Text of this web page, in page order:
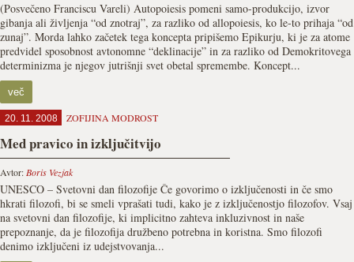
(Posvečeno Franciscu Vareli) Autopoiesis pomeni samo-produkcijo, izvor
gibanja ali življenja “od znotraj”, za razliko od allopoiesis, ko le-to prihaja “od
zunaj”. Morda lahko začetek tega koncepta pripišemo Epikurju, ki je za atome
predvidel sposobnost avtonomne “deklinacije” in za razliko od Demokritovega
determinizma je njegov jutrišnji svet obetal spremembe. Koncept...
več
20. 11. 2008 ZOFIJINA MODROST
Med pravico in izključitvijo
Avtor: Boris Vezjak
UNESCO – Svetovni dan filozofije Če govorimo o izključenosti in če smo
hkrati filozofi, bi se smeli vprašati tudi, kako je z izključenostjo filozofov. Vsaj
na svetovni dan filozofije, ki implicitno zahteva inkluzivnost in naše
prepoznanje, da je filozofija družbeno potrebna in koristna. Smo filozofi
denimo izključeni iz udejstvovanja...